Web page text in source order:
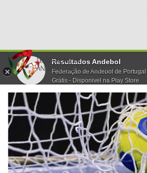
Resultados Andebol
Federação de Andebol de Portugal
Grátis - Disponivel na Play Store